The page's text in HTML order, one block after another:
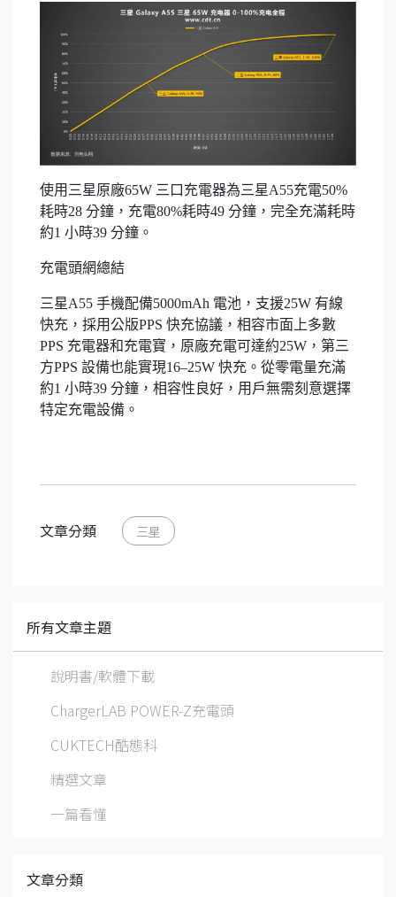
使用三星原廠65W 三口充電器為三星A55充電50%
耗時28 分鐘，充電80%耗時49 分鐘，完全充滿耗時
約1 小時39 分鐘。
充電頭網總結
三星A55 手機配備5000mAh 電池，支援25W 有線
快充，採用公版PPS 快充協議，相容市面上多數
PPS 充電器和充電寶，原廠充電可達約25W，第三
方PPS 設備也能實現16–25W 快充。從零電量充滿
約1 小時39 分鐘，相容性良好，用戶無需刻意選擇
特定充電設備。
文章分類 三星
所有文章主題
說明書/軟體下載
ChargerLAB POWER-Z充電頭
CUKTECH酷態科
精選文章
一篇看懂
文章分類